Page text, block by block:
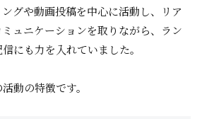
グや動画投稿を中心に活動し、リア
ュニケーションを取りながら、ラン
にも力を入れていました。
動の特徴です。